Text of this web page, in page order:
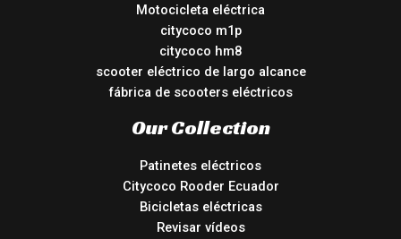
Motocicleta eléctrica
citycoco m1p
citycoco hm8
scooter eléctrico de largo alcance
fábrica de scooters eléctricos
Our Collection
Patinetes eléctricos
Citycoco Rooder Ecuador
Bicicletas eléctricas
Revisar vídeos